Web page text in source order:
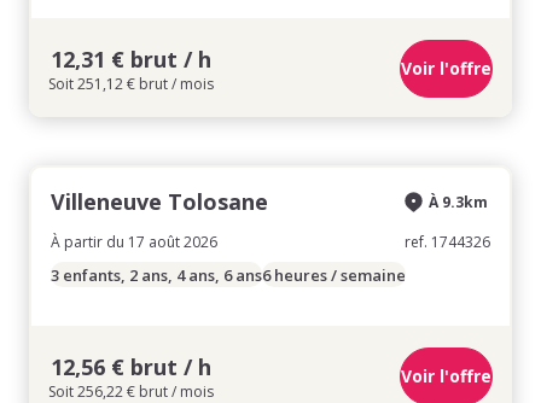
12,31 € brut / h
Soit 251,12 € brut / mois
Voir l'offre
Villeneuve Tolosane
À partir du 17 août 2026
À 9.3km
ref. 1744326
3 enfants, 2 ans, 4 ans, 6 ans6 heures / semaine
12,56 € brut / h
Soit 256,22 € brut / mois
Voir l'offre